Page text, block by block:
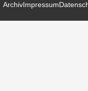
ArchivImpressum